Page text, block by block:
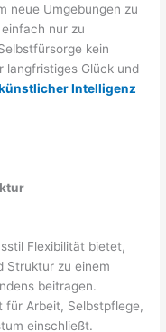
neue Umgebungen zu
nur zu
kein
langfristiges Glück und
Intelligenz
Flexibilität bietet,
Struktur zu einem
beitragen.
für Arbeit, Selbstpflege,
einschließt.